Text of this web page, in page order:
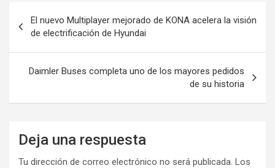
de
entradas
El nuevo Multiplayer mejorado de KONA acelera la visión
de electrificación de Hyundai
Daimler Buses completa uno de los mayores pedidos
de su historia
Deja una respuesta
Tu dirección de correo electrónico no será publicada. Los